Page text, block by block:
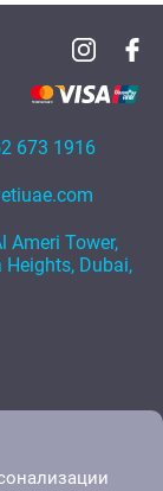
673 1916
Ameri Tower,
Heights, Dubai,